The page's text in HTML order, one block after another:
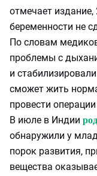
отмечает
беременности не
По словам
проблемы с
и
сможет жить
провести
В июле в Индии
обнаружили у
порок развития,
вещества